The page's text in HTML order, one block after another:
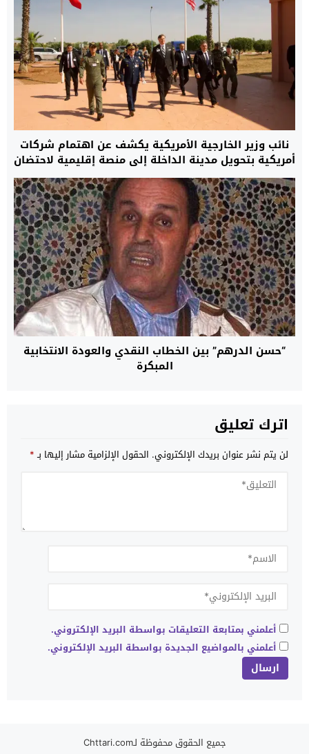
نائب وزير الخارجية الأمريكية يكشف عن اهتمام شركات
أمريكية بتحويل مدينة الداخلة إلى منصة إقليمية لاحتضان
مركز بيانات
“حسن الدرهم” بين الخطاب النقدي والعودة الانتخابية
المبكرة
اترك تعليق
لن يتم نشر عنوان بريدك الإلكتروني. الحقول الإلزامية مشار إليها بـ*
أعلمني بمتابعة التعليقات بواسطة البريد الإلكتروني.
أعلمني بالمواضيع الجديدة بواسطة البريد الإلكتروني.
جميع الحقوق محفوظة لـChttari.com